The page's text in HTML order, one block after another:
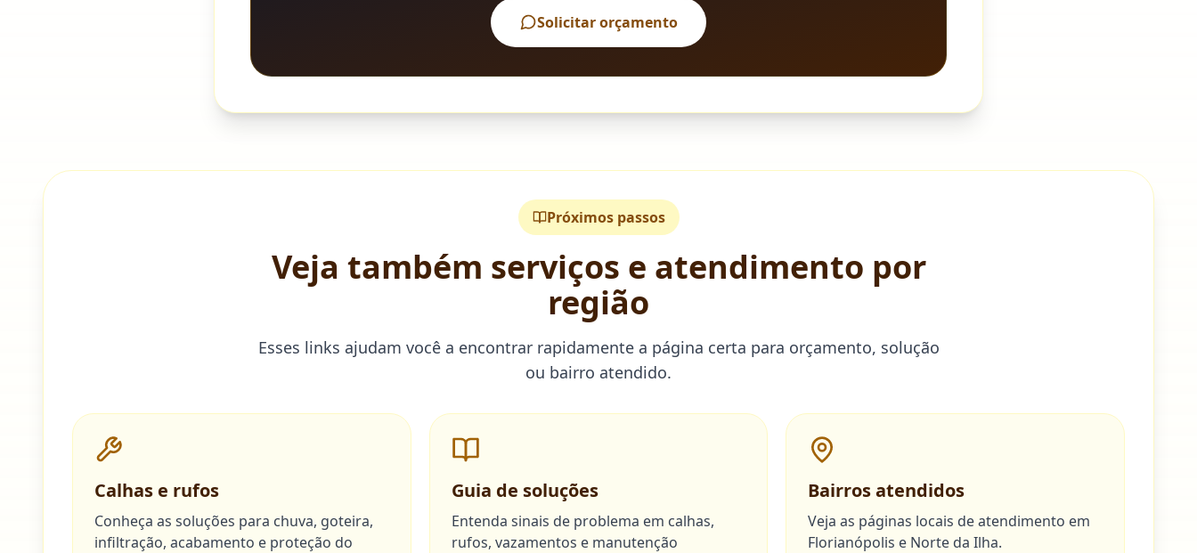
Solicitar orçamento
Próximos passos
Veja também serviços e atendimento por
região
Esses links ajudam você a encontrar rapidamente a página certa para orçamento, solução
ou bairro atendido.
Calhas e rufos
Conheça as soluções para chuva, goteira,
infiltração, acabamento e proteção do
Guia de soluções
Entenda sinais de problema em calhas,
rufos, vazamentos e manutenção
Bairros atendidos
Veja as páginas locais de atendimento em
Florianópolis e Norte da Ilha.